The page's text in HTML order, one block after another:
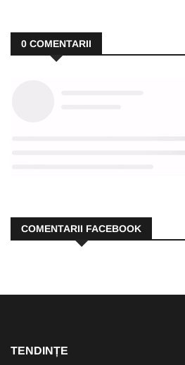
0 COMENTARII
COMENTARII FACEBOOK
TENDINȚE